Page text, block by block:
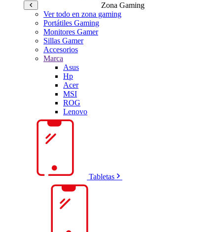
Zona Gaming
Ver todo en zona gaming
Portátiles Gaming
Monitores Gamer
Sillas Gamer
Accesorios
Marca
Asus
Hp
Acer
MSI
ROG
Lenovo
Tabletas